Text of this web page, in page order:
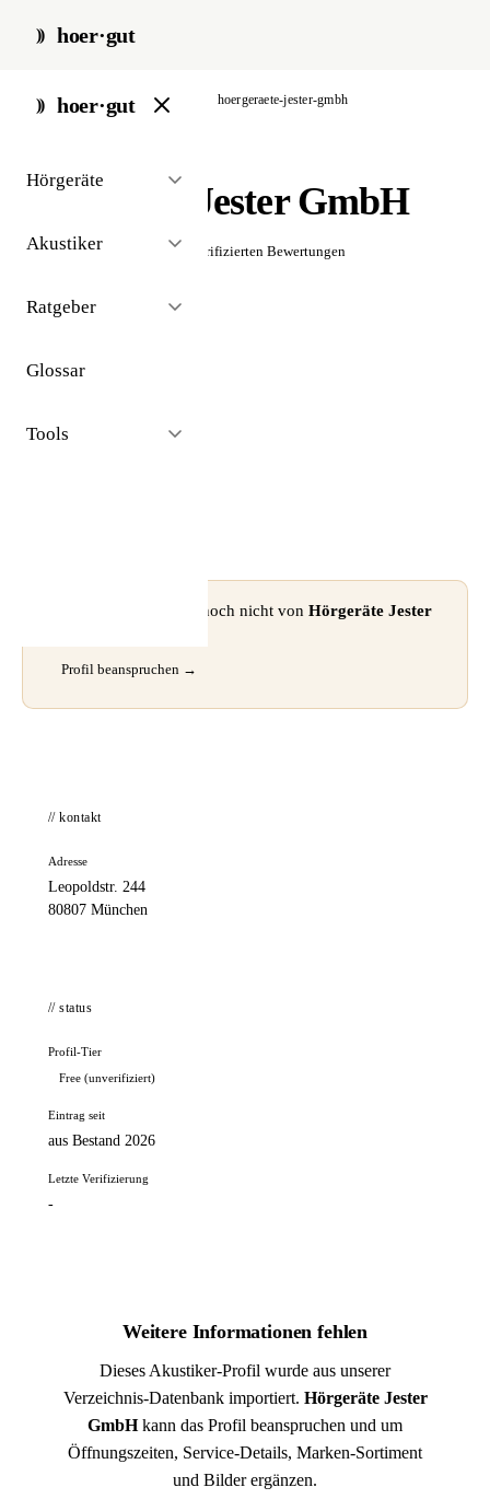
hoer·gut
hoer·gut
Hörgeräte
Akustiker
Ratgeber
Glossar
Tools
start / akustiker / münchen hoergeraete-jester-gmbh
Hörgeräte Jester GmbH
☆☆☆☆☆ Noch keine verifizierten Bewertungen
⚠ Dieses Profil wurde noch nicht von Hörgeräte Jester
Profil beanspruchen →
// kontakt
Adresse
Leopoldstr. 244
80807 München
// status
Profil-Tier
Free (unverifiziert)
Eintrag seit
aus Bestand 2026
Letzte Verifizierung
-
Weitere Informationen fehlen
Dieses Akustiker-Profil wurde aus unserer
Verzeichnis-Datenbank importiert. Hörgeräte Jester
GmbHkann das Profil beanspruchen und um
Öffnungszeiten, Service-Details, Marken-Sortiment
und Bilder ergänzen.